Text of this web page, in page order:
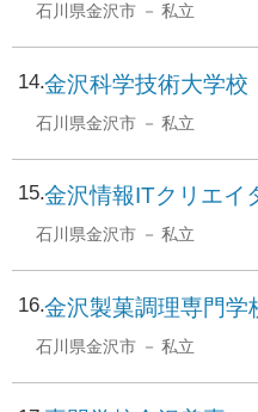
石川県金沢市 私立
14 金沢科学技術大学校
石川県金沢市 私立
15 金沢情報ITクリエイ
石川県金沢市 私立
16 金沢製菓調理専門学
石川県金沢市 私立